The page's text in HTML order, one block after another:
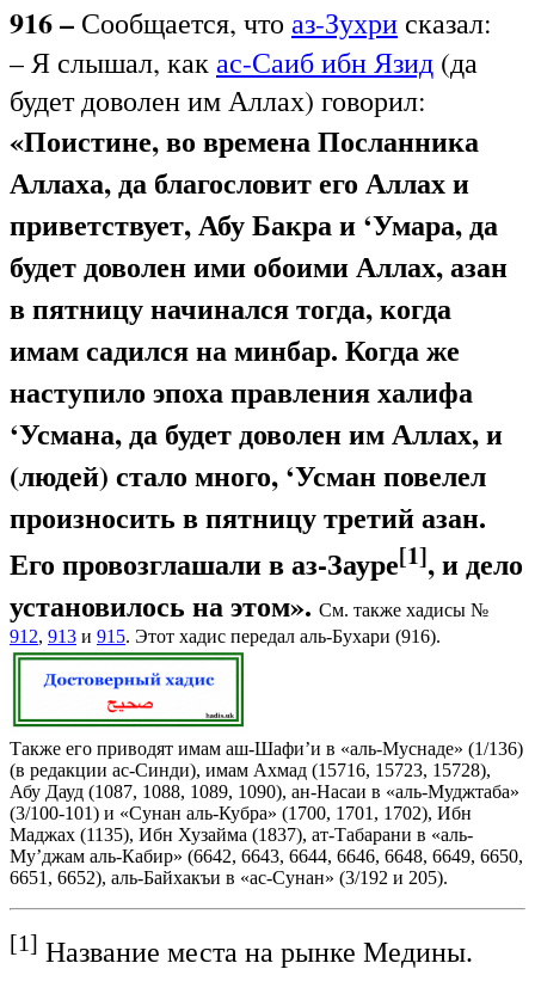
916 – Сообщается, что аз-Зухри сказал:
– Я слышал, какас-Саиб ибн Язид (да
будет доволен им Аллах) говорил:
«Поистине, во времена Посланника
Аллаха, да благословит его Аллах и
приветствует, Абу Бакра и ‘Умара, да
будет доволен ими обоими Аллах, азан
в пятницу начинался тогда, когда
имам садился на минбар. Когда же
наступило эпоха правления халифа
‘Усмана, да будет доволен им Аллах, и
(людей) стало много, ‘Усман повелел
произносить в пятницу третий азан.
Его провозглашали в аз-Зауре[1], и дело
установилось на этом». См. также хадисы №
912, 913 и 915. Этот хадис передал аль-Бухари (916).
Также его приводят имам аш-Шафи’и в «аль-Муснаде» (1/136)
(в редакции ас-Синди), имам Ахмад (15716, 15723, 15728),
Абу Дауд (1087, 1088, 1089, 1090), ан-Насаи в «аль-Муджтаба»
(3/100-101) и «Сунан аль-Кубра» (1700, 1701, 1702), Ибн
Маджах (1135), Ибн Хузайма (1837), ат-Табарани в «аль-
Му’джам аль-Кабир» (6642, 6643, 6644, 6646, 6648, 6649, 6650,
6651, 6652), аль-Байхакъи в «ас-Сунан» (3/192 и 205).
[1] Название места на рынке Медины.